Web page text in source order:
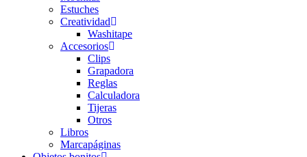
Estuches
Creatividad
Washitape
Accesorios
Clips
Grapadora
Reglas
Calculadora
Tijeras
Otros
Libros
Marcapáginas